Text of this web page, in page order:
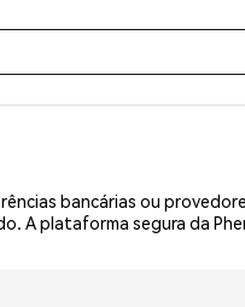
bancárias ou
A plataforma segura da